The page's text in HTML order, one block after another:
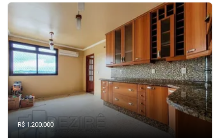
R$ 1.200.000